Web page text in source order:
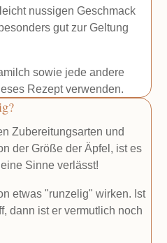
nussigen Geschmack
gut zur Geltung
sowie jede andere
Rezept verwenden.
Zubereitungsarten und
der Größe der Äpfel, ist es
Sinne verlässt!
etwas "runzelig" wirken. Ist
dann ist er vermutlich noch